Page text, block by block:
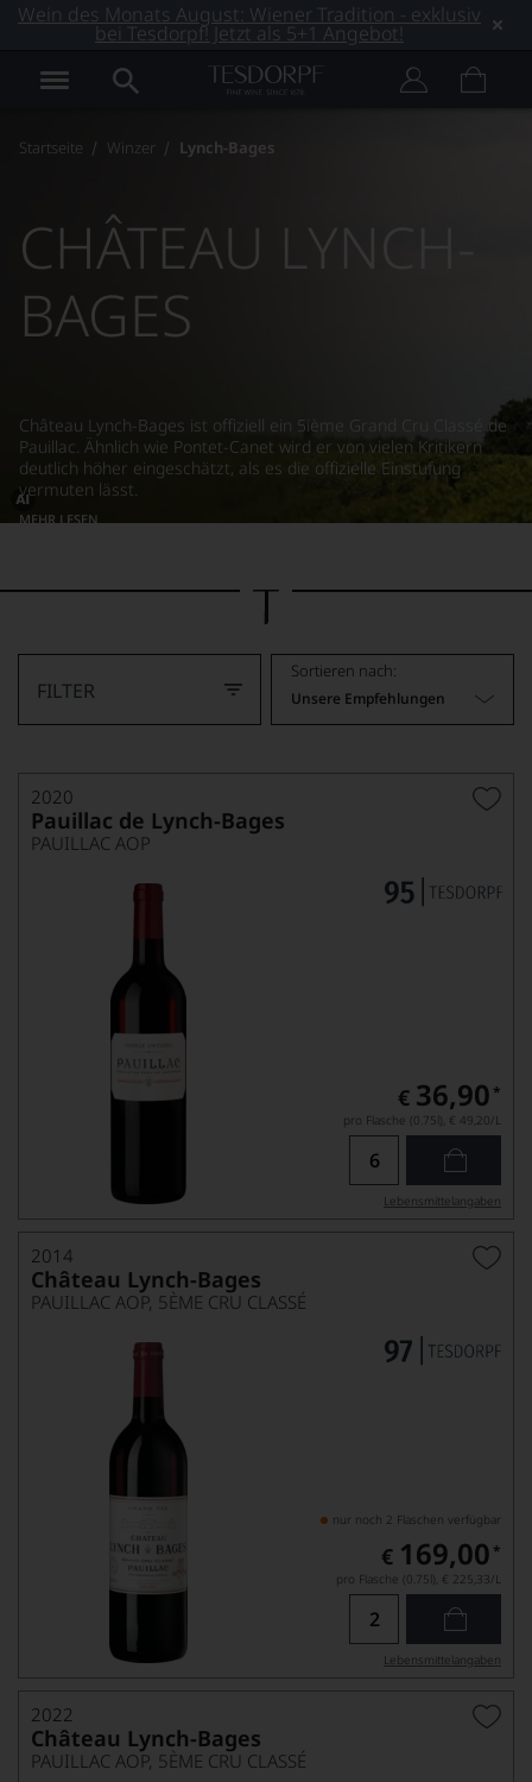
Wein des Monats August: Wiener Tradition - exklusiv
bei Tesdorpf! Jetzt als 5+1 Angebot!
Startseite Winzer Lynch-Bages
Dieses
von
CHÂTEAU LYNCH-
BAGES
Château Lynch-Bages ist offiziell ein 5ième Grand Cru Classé de
Pauillac. Ähnlich wie Pontet-Canet wird er von vielen Kritikern
deutlich höher eingeschätzt, als es die offizielle Einstufung
vermuten lässt.
MEHR LESEN
FILTER
Sortieren nach:
Unsere Empfehlungen
2020
Pauillac de Lynch-Bages
PAUILLAC AOP
€ 36,90 *
pro Flasche (0.75l), € 49,20/L
Lebensmittel­angaben
2014
Château Lynch-Bages
PAUILLAC AOP, 5ÈME CRU CLASSÉ
nur noch 2 Flaschen verfügbar
€ 169,00 *
pro Flasche (0.75l), € 225,33/L
Lebensmittel­angaben
2022
Château Lynch-Bages
PAUILLAC AOP, 5ÈME CRU CLASSÉ